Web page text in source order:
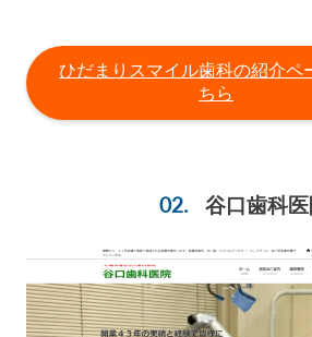
ひだまりスマイル歯科の紹介ペ
ちら
谷口歯科